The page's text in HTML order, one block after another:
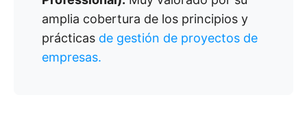
amplia cobertura de los principios y
prácticas de gestión de proyectos de
empresas.